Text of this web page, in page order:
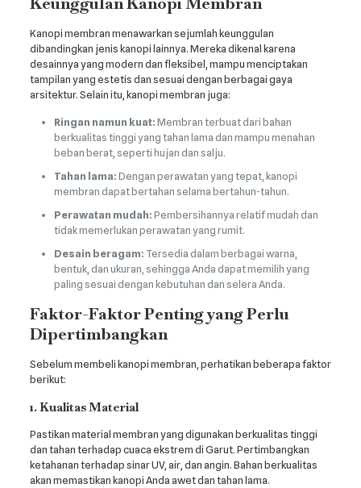
Kanopi membran menawarkan sejumlah keunggulan
dibandingkan jenis kanopi lainnya. Mereka dikenal karena
desainnya yang modern dan fleksibel, mampu menciptakan
tampilan yang estetis dan sesuai dengan berbagai gaya
arsitektur. Selain itu, kanopi membran juga:
Ringan namun kuat:Membran terbuat dari bahan
berkualitas tinggi yang tahan lama dan mampu menahan
beban berat, seperti hujan dan salju.
Tahan lama:Dengan perawatan yang tepat, kanopi
membran dapat bertahan selama bertahun-tahun.
Perawatan mudah:Pembersihannya relatif mudah dan
tidak memerlukan perawatan yang rumit.
Desain beragam: Tersedia dalam berbagai warna,
bentuk, dan ukuran, sehingga Anda dapat memilih yang
paling sesuai dengan kebutuhan dan selera Anda.
Faktor-Faktor Penting yang Perlu
Dipertimbangkan
Sebelum membeli kanopi membran, perhatikan beberapa faktor
berikut:
1. Kualitas Material
Pastikan material membran yang digunakan berkualitas tinggi
dan tahan terhadap cuaca ekstrem di Garut. Pertimbangkan
ketahanan terhadap sinar UV, air, dan angin. Bahan berkualitas
akan memastikan kanopi Anda awet dan tahan lama.